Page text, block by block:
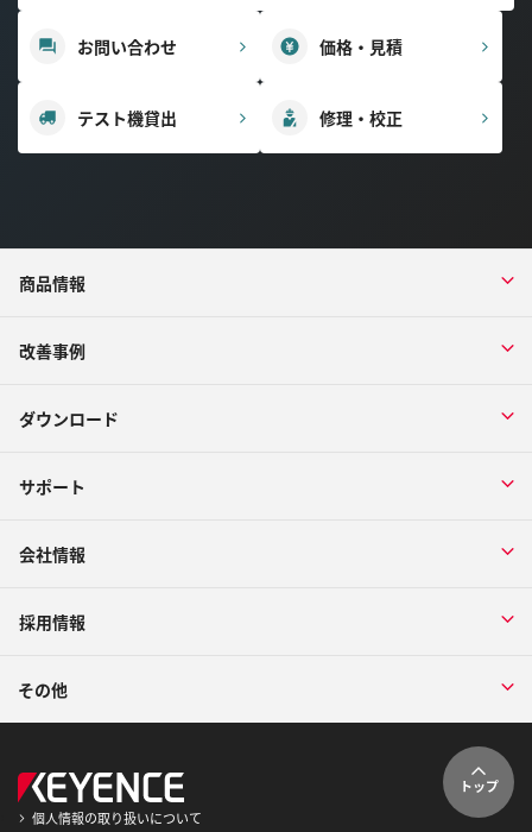
お問い合わせ 価格・見積
テスト機貸出 修理・校正
商品情報
改善事例
ダウンロード
サポート
会社情報
採用情報
その他
トップ
個人情報の取り扱いについて